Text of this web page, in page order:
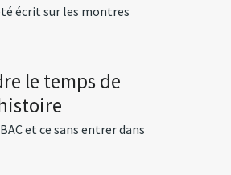
écrit sur les montres
le temps de
et ce sans entrer dans